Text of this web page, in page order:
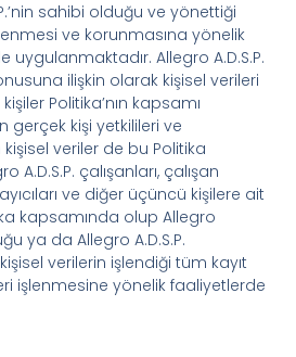
’nin sahibi olduğu ve yönettiği
ve korunmasına yönelik
uygulanmaktadır. Allegro A.D.S.P.
ilişkin olarak kişisel verileri
Politika’nın kapsamı
gerçek kişi yetkilileri ve
veriler de bu Politika
A.D.S.P. çalışanları, çalışan
ve diğer üçüncü kişilere ait
kapsamında olup Allegro
ya da Allegro A.D.S.P.
verilerin işlendiği tüm kayıt
işlenmesine yönelik faaliyetlerde